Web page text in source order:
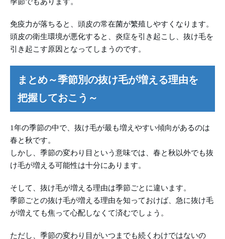
免疫力が落ちると、頭皮の常在菌が繁殖しやすくなります。
頭皮の衛生環境が悪化すると、炎症を引き起こし、抜け毛を
引き起こす原因となってしまうのです。
まとめ～季節別の抜け毛が増える理由を
把握しておこう～
1年の季節の中で、抜け毛が最も増えやすい傾向があるのは
春と秋です。
しかし、季節の変わり目という意味では、春と秋以外でも抜
け毛が増える可能性は十分にあります。
そして、抜け毛が増える理由は季節ごとに違います。
季節ごとの抜け毛が増える理由を知っておけば、急に抜け毛
が増えても焦って心配しなくて済むでしょう。
ただし、季節の変わり目がいつまでも続くわけではないの